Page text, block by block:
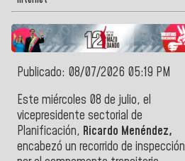
Publicado: 08/07/2026 05:19 PM
Este miércoles 08 de julio, el
vicepresidente sectorial de
Planificación, Ricardo Menéndez,
encabezó un recorrido de inspección